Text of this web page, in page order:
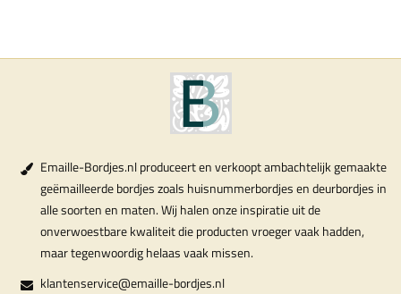
Emaille-Bordjes.nl produceert en verkoopt ambachtelijk gemaakte
geëmailleerde bordjes zoals huisnummerbordjes en deurbordjes in
alle soorten en maten. Wij halen onze inspiratie uit de
onverwoestbare kwaliteit die producten vroeger vaak hadden,
maar tegenwoordig helaas vaak missen.
klantenservice@emaille-bordjes.nl